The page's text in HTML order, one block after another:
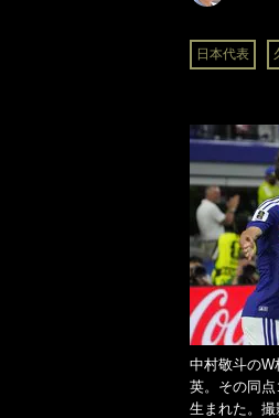
日本代表
中村敬斗のW
英。その同
生まれた。